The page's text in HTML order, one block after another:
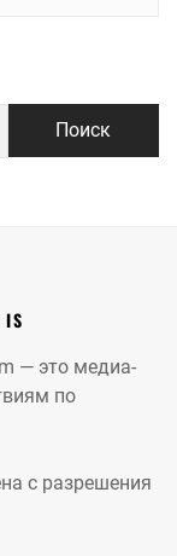
— это медиа-
по
с разрешения